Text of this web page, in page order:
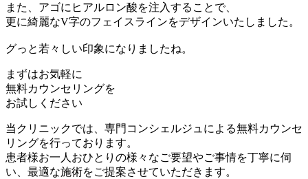
また、アゴにヒアルロン酸を注入することで、
更に綺麗なV字のフェイスラインをデザインいたしました。
グっと若々しい印象になりましたね。
まずはお気軽に
無料カウンセリングを
お試しください
当クリニックでは、専門コンシェルジュによる無料カウンセ
リングを行っております。
患者様お一人おひとりの様々なご要望やご事情を丁寧に伺
い、最適な施術をご提案させていただきます。